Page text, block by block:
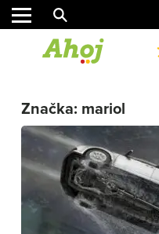
Značka: mariol